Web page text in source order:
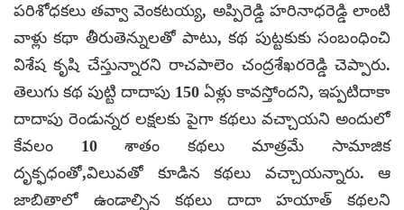
పరిశోధకలు తవ్వా వెంకటయ్య, అప్పిరెడ్డి హరినాధరెడ్డి లాంటి
వాళ్లు కథా తీరుతెన్నుల‌తో పాటు, కథ పుట్టకుకు సంబంధించి
విశేష కృషి చేస్తున్నారని రాచపాలెం చంద్రశేఖరరెడ్డి చెప్పారు.
తెలుగు కథ పుట్టి దాదాపు 150 ఏళ్లు కావస్తోందని, ఇప్పటిదాకా
దాదాపు రెండున్నర ల‌క్షల‌కు పైగా కథలు వచ్చాయని అందులో
కేవలం 10 శాతం కథలు మాత్రమే సామాజిక
దృక్ఫధంతో,విలువతో కూడిన కథలు వచ్చాయన్నారు. ఆ
జాబితాలో ఉండాల్సిన కథలు దాదా హయాత్ కథల‌ని